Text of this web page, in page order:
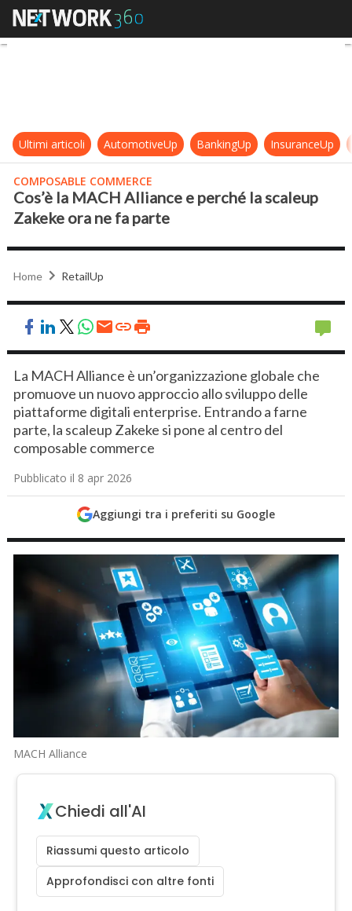
Cos’è la MACH Alliance e perché
Ultimi articoli AutomotiveUp BankingUp InsuranceUp
COMPOSABLE COMMERCE
Cos’è la MACH Alliance e perché la scaleup
Zakeke ora ne fa parte
Home RetailUp
La MACH Alliance è un’organizzazione globale che
promuove un nuovo approccio allo sviluppo delle
piattaforme digitali enterprise. Entrando a farne
parte, la scaleup Zakeke si pone al centro del
composable commerce
Pubblicato il 8 apr 2026
Aggiungi tra i preferiti su Google
MACH Alliance
Chiedi all'AI
Riassumi questo articolo
Approfondisci con altre fonti